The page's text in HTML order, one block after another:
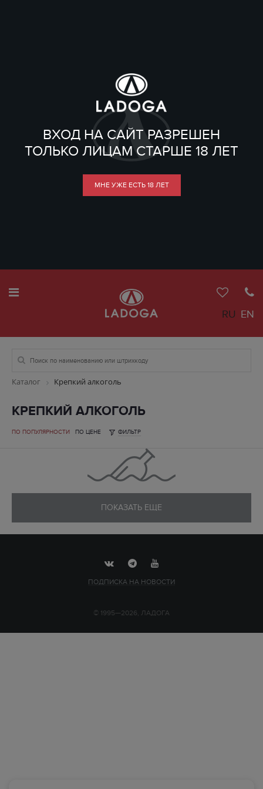
ВХОД НА САЙТ РАЗРЕШЕН
ТОЛЬКО ЛИЦАМ СТАРШЕ 18 ЛЕТ
МНЕ УЖЕ ЕСТЬ 18 ЛЕТ
RU EN
Каталог Крепкий алкоголь
КРЕПКИЙ АЛКОГОЛЬ
ПО ПОПУЛЯРНОСТИ ПО ЦЕНЕ ФИЛЬТР
ПОКАЗАТЬ ЕЩЕ
ПОДПИСКА НА НОВОСТИ
© 1995—2026, ЛАДОГА